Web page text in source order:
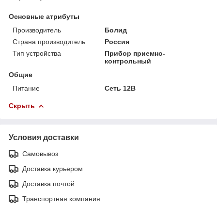
Основные атрибуты
Производитель
Болид
Страна производитель
Россия
Тип устройства
Прибор приемно-
контрольный
Общие
Питание
Сеть 12В
Скрыть
Условия доставки
Самовывоз
Доставка курьером
Доставка почтой
Транспортная компания